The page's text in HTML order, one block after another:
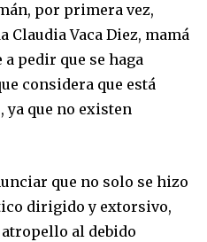
por primera vez,
Claudia Vaca Diez, mamá
a pedir que se haga
considera que está
ya que no existen
que no solo se hizo
dirigido y extorsivo,
al debido